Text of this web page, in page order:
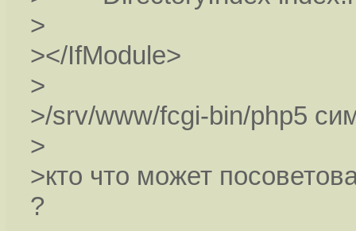
>
></IfModule>
>
>/srv/www/fcgi-bin/php5
>
>кто что может
?